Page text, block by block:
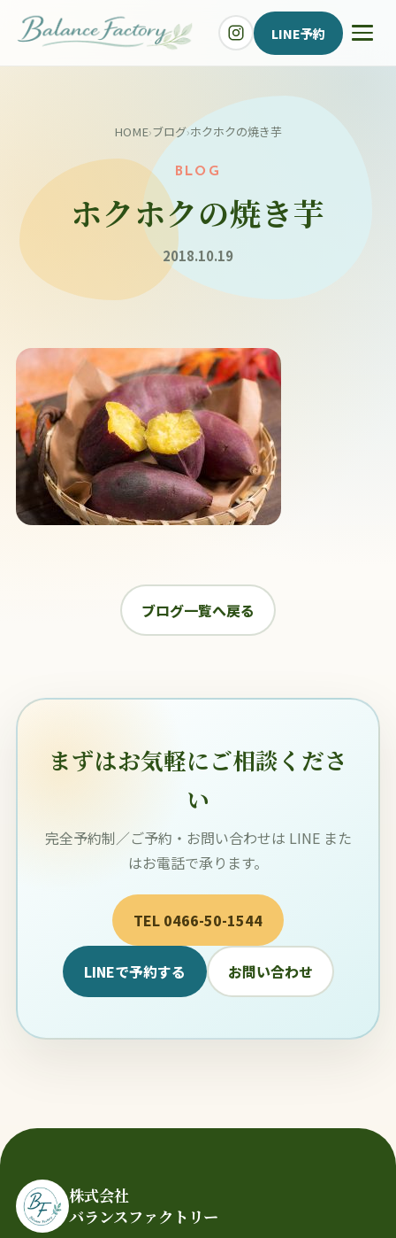
LINE予約
HOME›ブログ›ホクホクの焼き芋
BLOG
ホクホクの焼き芋
2018.10.19
ブログ一覧へ戻る
まずはお気軽にご相談くださ
い
完全予約制／ご予約・お問い合わせは LINE また
はお電話で承ります。
TEL 0466-50-1544
LINEで予約する お問い合わせ
株式会社
バランスファクトリー